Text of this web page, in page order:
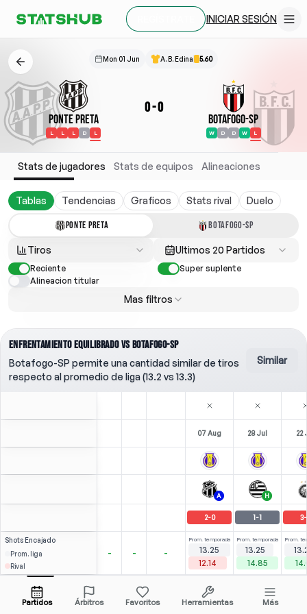
INICIAR SESIÓN
Mon 01 Jun A. B. Edina 5.60
Ponte Preta
L L L D L
0-0
Botafogo-SP
W D D W L
Stats de jugadores Stats de equipos Alineaciones
Tablas Tendencias Graficos Stats rival Duelo
PONTE PRETA BOTAFOGO-SP
Tiros Ultimos 20 Partidos
Reciente
Super suplente
Alineacion titular
Mas filtros
ENFRENTAMIENTO EQUILIBRADO VS BOTAFOGO-SP
Botafogo-SP permite una cantidad similar de tiros
respecto al promedio de liga (13.2 vs 13.3)
Similar
07 Aug 28 Jul 22
A H
2-0 1-1 3-
Shots Encajado
Prom. liga
Rival
- - -
Prom. temporada
13.25
12.14
Prom. temporada
13.25
14.85
Prom.
Elvis
Todas las cuotas (1)Abrir menú 1.63
84'
(0
LF-83'
)
90'
Partidos Árbitros Favoritos Herramientas Más